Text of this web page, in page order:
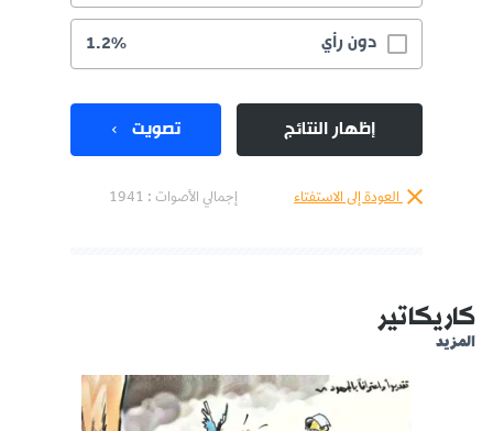
دون رأي 1.2%
إظهار النتائج تصويت
العودة إلى الاستفتاء إجمالي الأصوات : 1941
كاريكاتير
المزيد